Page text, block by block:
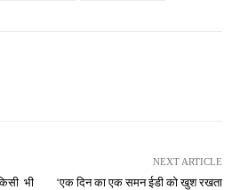
भी
NEXT ARTICLE
‘एक दिन का एक समन ईडी को खुश रखता